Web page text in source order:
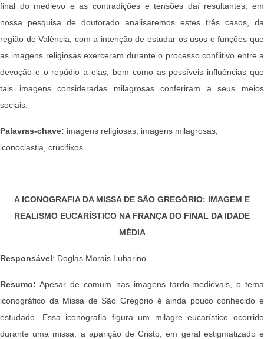
final do medievo e as contradições e tensões daí resultantes, em
nossa pesquisa de doutorado analisaremos estes três casos, da
região de Valência, com a intenção de estudar os usos e funções que
as imagens religiosas exerceram durante o processo conflitivo entre a
devoção e o repúdio a elas, bem como as possíveis influências que
tais imagens consideradas milagrosas conferiram a seus meios
sociais.
Palavras-chave: imagens religiosas, imagens milagrosas,
iconoclastia, crucifixos.
A ICONOGRAFIA DA MISSA DE SÃO GREGÓRIO: IMAGEM E
REALISMO EUCARÍSTICO NA FRANÇA DO FINAL DA IDADE
MÉDIA
Responsável: Doglas Morais Lubarino
Resumo: Apesar de comum nas imagens tardo-medievais, o tema
iconográfico da Missa de São Gregório é ainda pouco conhecido e
estudado. Essa iconografia figura um milagre eucarístico ocorrido
durante uma missa: a aparição de Cristo, em geral estigmatizado e